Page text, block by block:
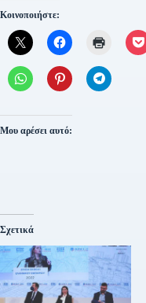
Κοινοποιήστε:
Μου αρέσει αυτό:
Σχετικά